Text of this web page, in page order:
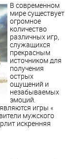
В современном
мире существует
огромное
количество
различных игр,
служащихся
прекрасным
источником для
получения
острых
ощущений и
незабываемых
эмоций.
игры «
мужского
искренняя